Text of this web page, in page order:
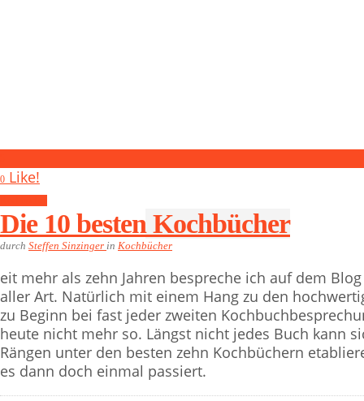
0 Like!
Die 10 besten Kochbücher
durch Steffen Sinzinger in Kochbücher
eit mehr als zehn Jahren bespreche ich auf dem
aller Art. Natürlich mit einem Hang zu den
zu Beginn bei fast jeder zweiten
heute nicht mehr so. Längst nicht jedes Buch kann
Rängen unter den besten zehn Kochbüchern
es dann doch einmal passiert.